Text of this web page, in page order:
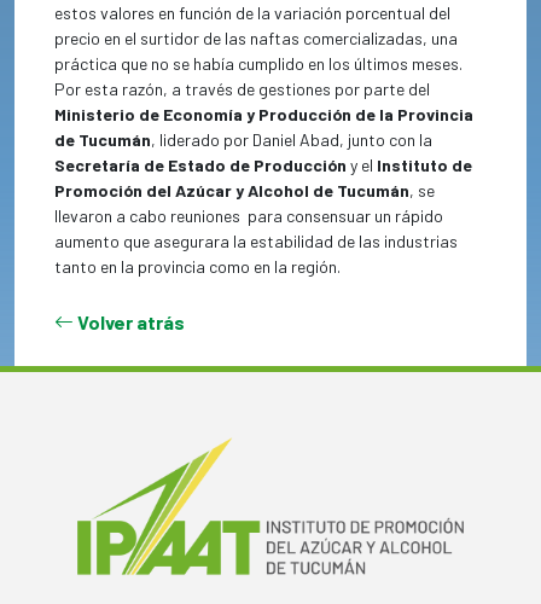
estos valores en función de la variación porcentual del
precio en el surtidor de las naftas comercializadas, una
práctica que no se había cumplido en los últimos meses.
Por esta razón, a través de gestiones por parte del
Ministerio de Economía y Producción de la Provincia
de Tucumán, liderado por Daniel Abad, junto con la
Secretaría de Estado de Producción y el Instituto de
Promoción del Azúcar y Alcohol de Tucumán, se
llevaron a cabo reuniones para consensuar un rápido
aumento que asegurara la estabilidad de las industrias
tanto en la provincia como en la región.
Volver atrás